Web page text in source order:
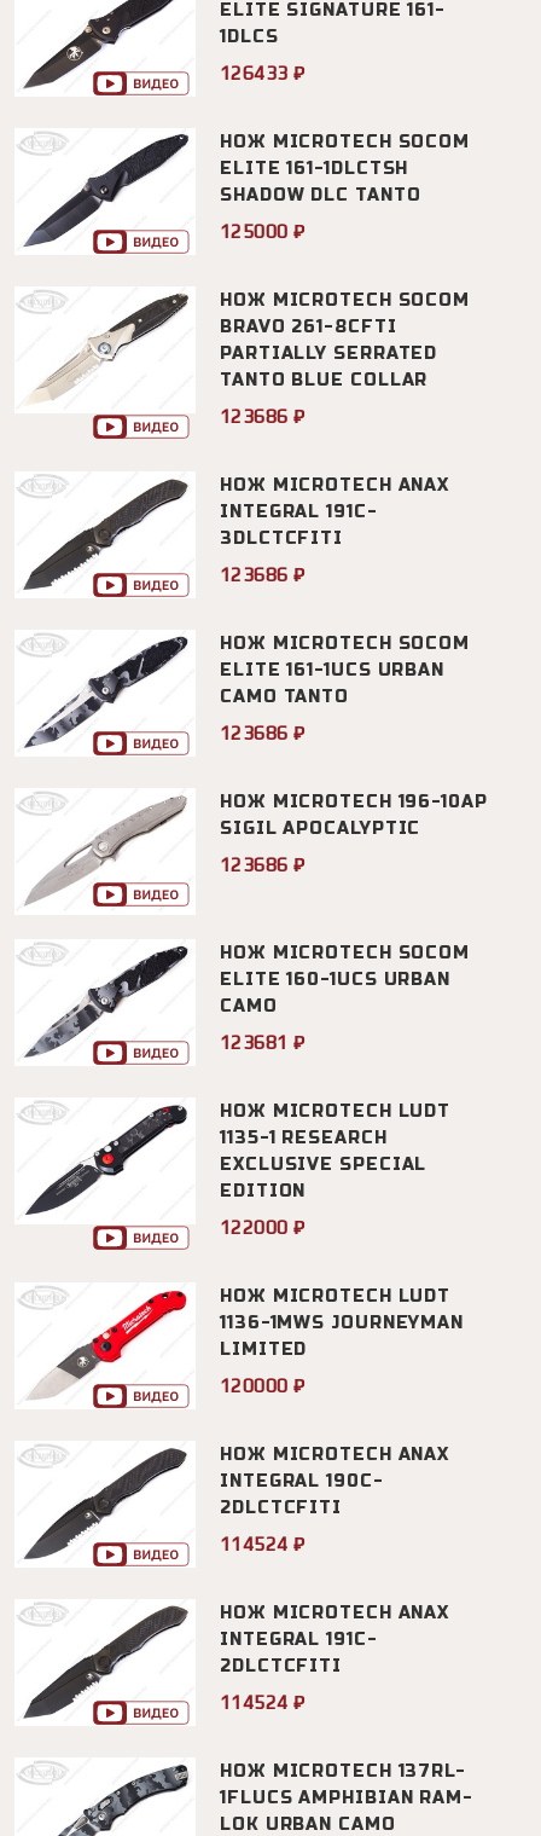
ELITE SIGNATURE 161-
1DLCS
126433 ₽
НОЖ MICROTECH SOCOM
ELITE 161-1DLCTSH
SHADOW DLC TANTO
125000 ₽
НОЖ MICROTECH SOCOM
BRAVO 261-8CFTI
PARTIALLY SERRATED
TANTO BLUE COLLAR
123686 ₽
НОЖ MICROTECH ANAX
INTEGRAL 191C-
3DLCTCFITI
123686 ₽
НОЖ MICROTECH SOCOM
ELITE 161-1UCS URBAN
CAMO TANTO
123686 ₽
НОЖ MICROTECH 196-10AP
SIGIL APOCALYPTIC
123686 ₽
НОЖ MICROTECH SOCOM
ELITE 160-1UCS URBAN
CAMO
123681 ₽
НОЖ MICROTECH LUDT
1135-1 RESEARCH
EXCLUSIVE SPECIAL
EDITION
122000 ₽
НОЖ MICROTECH LUDT
1136-1MWS JOURNEYMAN
LIMITED
120000 ₽
НОЖ MICROTECH ANAX
INTEGRAL 190C-
2DLCTCFITI
114524 ₽
НОЖ MICROTECH ANAX
INTEGRAL 191C-
2DLCTCFITI
114524 ₽
НОЖ MICROTECH 137RL-
1FLUCS AMPHIBIAN RAM-
LOK URBAN CAMO